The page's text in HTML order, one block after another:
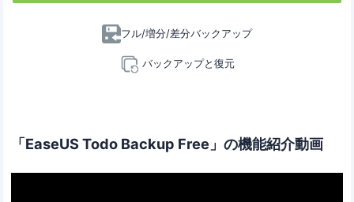
フル/増分/差分バックアップ
バックアップと復元
「EaseUS Todo Backup Free」の機能紹介動画